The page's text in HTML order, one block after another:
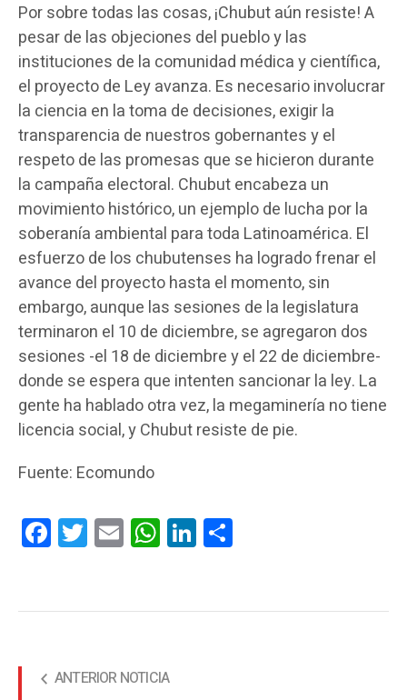
Por sobre todas las cosas, ¡Chubut aún resiste! A
pesar de las objeciones del pueblo y las
instituciones de la comunidad médica y científica,
el proyecto de Ley avanza. Es necesario involucrar
la ciencia en la toma de decisiones, exigir la
transparencia de nuestros gobernantes y el
respeto de las promesas que se hicieron durante
la campaña electoral. Chubut encabeza un
movimiento histórico, un ejemplo de lucha por la
soberanía ambiental para toda Latinoamérica. El
esfuerzo de los chubutenses ha logrado frenar el
avance del proyecto hasta el momento, sin
embargo, aunque las sesiones de la legislatura
terminaron el 10 de diciembre, se agregaron dos
sesiones -el 18 de diciembre y el 22 de diciembre-
donde se espera que intenten sancionar la ley. La
gente ha hablado otra vez, la megaminería no tiene
licencia social, y Chubut resiste de pie.
Fuente: Ecomundo
FacebookTwitterEmail WhatsAppLinkedIn
ANTERIOR NOTICIA